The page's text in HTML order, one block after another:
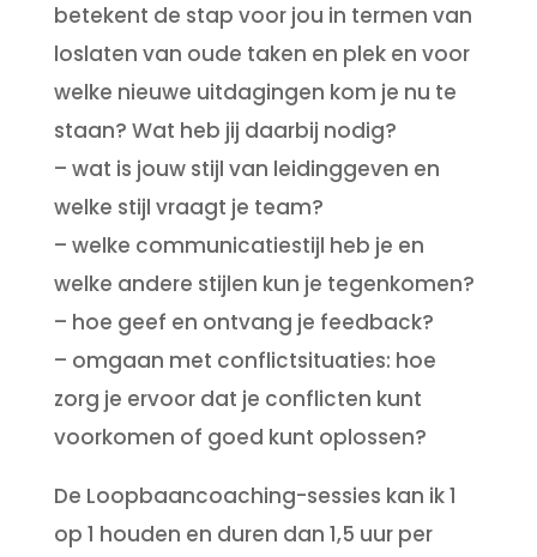
betekent de stap voor jou in termen van
loslaten van oude taken en plek en voor
welke nieuwe uitdagingen kom je nu te
staan? Wat heb jij daarbij nodig?
– wat is jouw stijl van leidinggeven en
welke stijl vraagt je team?
– welke communicatiestijl heb je en
welke andere stijlen kun je tegenkomen?
– hoe geef en ontvang je feedback?
– omgaan met conflictsituaties: hoe
zorg je ervoor dat je conflicten kunt
voorkomen of goed kunt oplossen?
De Loopbaancoaching-sessies kan ik 1
op 1 houden en duren dan 1,5 uur per